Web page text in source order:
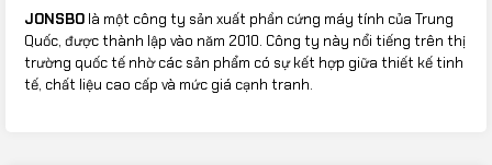
JONSBO là một công ty sản xuất phần cứng máy tính của Trung
Quốc, được thành lập vào năm 2010. Công ty này nổi tiếng trên thị
trường quốc tế nhờ các sản phẩm có sự kết hợp giữa thiết kế tinh
tế, chất liệu cao cấp và mức giá cạnh tranh.